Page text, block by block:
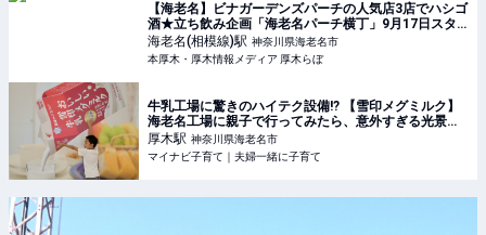
【海老名】ビナガーデンズパーチの人気店3店でハシゴ
酒★立ち飲み企画「海老名パーチ横丁」9月17日スタ
ート♪ | 本厚木・厚木情報メディア 厚木らぼ
海老名(相模線)駅 神奈川県海老名市
本厚木・厚木情報メディア 厚木らぼ
牛乳工場に驚きのハイテク設備!? 【雪印メグミルク】
海老名工場に親子で行ってみたら、意外すぎる光景に
びっくり（神奈川・海老名市）
厚木駅 神奈川県海老名市
マイナビ子育て｜夫婦一緒に子育て